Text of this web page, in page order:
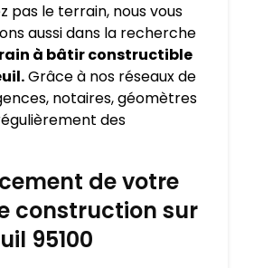
pas le terrain, nous vous
aussi dans la recherche
à bâtir constructible
Grâce à nos réseaux de
notaires, géomètres
des
de votre
construction sur
95100